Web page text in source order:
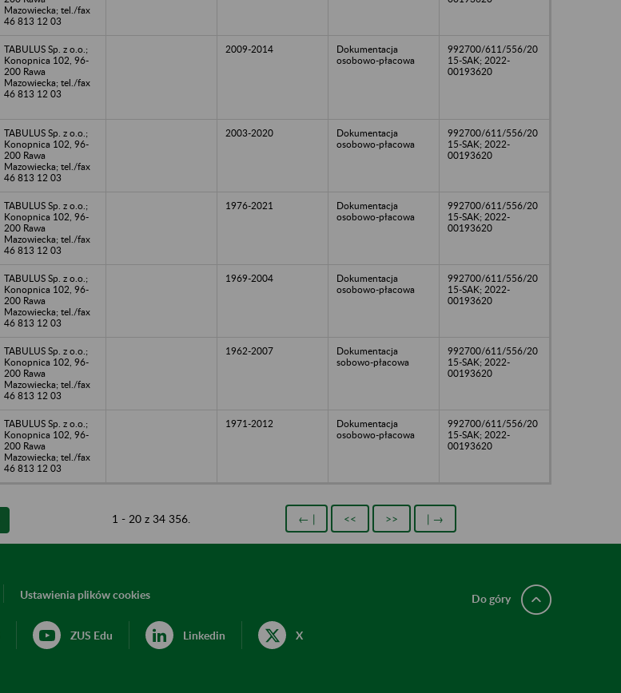
Mazowiecka; tel./fax
46 813 12 03
TABULUS Sp. z o.o.;
Konopnica 102, 96-
200 Rawa
Mazowiecka; tel./fax
46 813 12 03
2009-2014
Dokumentacja
osobowo-płacowa
992700/611/556/20
15-SAK; 2022-
00193620
TABULUS Sp. z o.o.;
Konopnica 102, 96-
200 Rawa
Mazowiecka; tel./fax
46 813 12 03
2003-2020
Dokumentacja
osobowo-płacowa
992700/611/556/20
15-SAK; 2022-
00193620
TABULUS Sp. z o.o.;
Konopnica 102, 96-
200 Rawa
Mazowiecka; tel./fax
46 813 12 03
1976-2021
Dokumentacja
osobowo-płacowa
992700/611/556/20
15-SAK; 2022-
00193620
TABULUS Sp. z o.o.;
Konopnica 102, 96-
200 Rawa
Mazowiecka; tel./fax
46 813 12 03
1969-2004
Dokumentacja
osobowo-płacowa
992700/611/556/20
15-SAK; 2022-
00193620
TABULUS Sp. z o.o.;
Konopnica 102, 96-
200 Rawa
Mazowiecka; tel./fax
46 813 12 03
1962-2007
Dokumentacja
sobowo-płacowa
992700/611/556/20
15-SAK; 2022-
00193620
TABULUS Sp. z o.o.;
Konopnica 102, 96-
200 Rawa
Mazowiecka; tel./fax
46 813 12 03
1971-2012
Dokumentacja
osobowo-płacowa
992700/611/556/20
15-SAK; 2022-
00193620
1 - 20 z 34 356. ← | << >> | →
Ustawienia plików cookies
ZUS Edu Linkedin X
Do góry